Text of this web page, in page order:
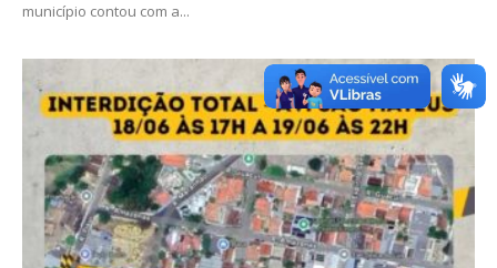
município contou com a...